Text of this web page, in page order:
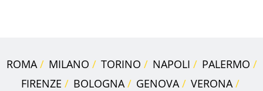
ROMA MILANO TORINO NAPOLI
PALERMO
FIRENZE
BOLOGNA GENOVA
VERONA